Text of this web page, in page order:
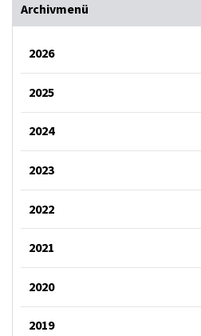
Archivmenü
2026
2025
2024
2023
2022
2021
2020
2019